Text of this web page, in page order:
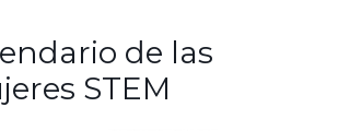
de las
STEM